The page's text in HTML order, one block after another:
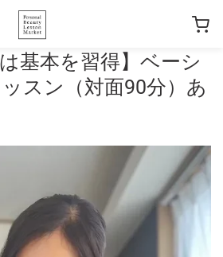
基本を習得】ベーシ
スン（対面90分）あ